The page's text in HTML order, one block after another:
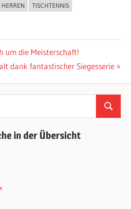
HERREN
TISCHTENNIS
um die Meisterschaft!
dank fantastischer Siegesserie
Suchen
in der Übersicht